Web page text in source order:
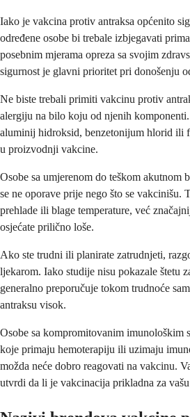
Iako je vakcina protiv antraksa općenito
određene osobe bi trebale izbjegavati
posebnim mjerama opreza sa svojim
sigurnost je glavni prioritet pri donošenju
Ne biste trebali primiti vakcinu protiv
alergiju na bilo koju od njenih
aluminij hidroksid, benzetonijum hlorid ili
u proizvodnji vakcine.
Osobe sa umjerenom do teškom akutnom
se ne oporave prije nego što se vakcinišu.
prehlade ili blage temperature, već
osjećate prilično loše.
Ako ste trudni ili planirate zatrudnjeti,
ljekarom. Iako studije nisu pokazale štetu
generalno preporučuje tokom trudnoće
antraksu visok.
Osobe sa kompromitovanim imunološkim
koje primaju hemoterapiju ili uzimaju
možda neće dobro reagovati na vakcinu.
utvrdi da li je vakcinacija prikladna za